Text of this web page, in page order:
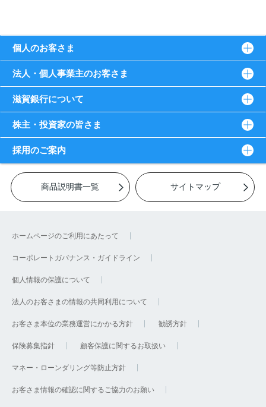
個人のお客さま
法人・個人事業主のお客さま
滋賀銀行について
株主・投資家の皆さま
採用のご案内
商品説明書一覧 サイトマップ
ホームページのご利用にあたって
コーポレートガバナンス・ガイドライン
個人情報の保護について
法人のお客さまの情報の共同利用について
お客さま本位の業務運営にかかる方針 勧誘方針
保険募集指針 顧客保護に関するお取扱い
マネー・ローンダリング等防止方針
お客さま情報の確認に関するご協力のお願い